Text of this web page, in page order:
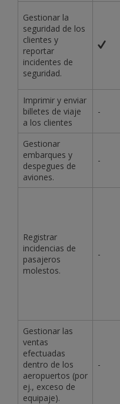
Gestionar la
seguridad de los
clientes y
reportar
incidentes de
seguridad.
Imprimir y enviar
billetes de viaje
a los clientes
-
Gestionar
embarques y
despegues de
aviones.
-
Registrar
incidencias de
pasajeros
molestos.
-
Gestionar las
ventas
efectuadas
dentro de los
aeropuertos (por
ej., exceso de
equipaje).
-